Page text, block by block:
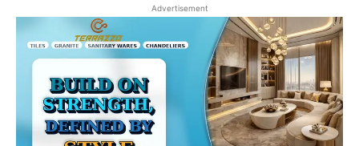
Advertisement